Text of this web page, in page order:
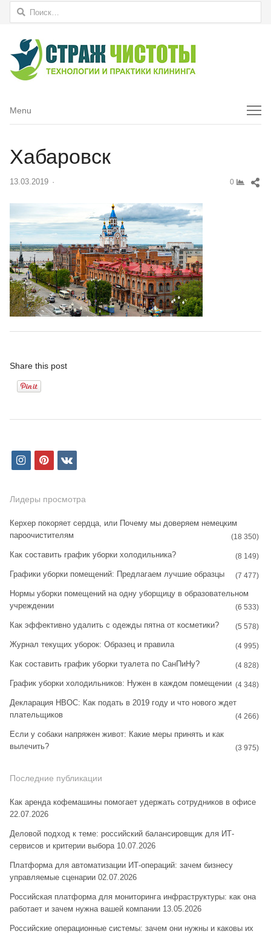
Найти:
Menu
Menu
Хабаровск
13.03.2019 0
Share this post
i
s
a
g
r
a
p
n
e
r
e
s
v
Лидеры просмотра
Керхер покоряет сердца, или Почему мы доверяем немецким
пароочистителям
(18 350)
Как составить график уборки холодильника? (8 149)
Графики уборки помещений: Предлагаем лучшие образцы (7 477)
Нормы уборки помещений на одну уборщицу в образовательном
учреждении
(6 533)
Как эффективно удалить с одежды пятна от косметики? (5 578)
Журнал текущих уборок: Образец и правила (4 995)
Как составить график уборки туалета по СанПиНу? (4 828)
График уборки холодильников: Нужен в каждом помещении (4 348)
Декларация НВОС: Как подать в 2019 году и что нового ждет
плательщиков
(4 266)
Если у собаки напряжен живот: Какие меры принять и как
вылечить?
(3 975)
Последние публикации
Как аренда кофемашины помогает удержать сотрудников в офисе
22.07.2026
Деловой подход к теме: российский балансировщик для ИТ-
сервисов и критерии выбора 10.07.2026
Платформа для автоматизации ИТ-операций: зачем бизнесу
управляемые сценарии 02.07.2026
Российская платформа для мониторинга инфраструктуры: как она
работает и зачем нужна вашей компании 13.05.2026
Российские операционные системы: зачем они нужны и каковы их